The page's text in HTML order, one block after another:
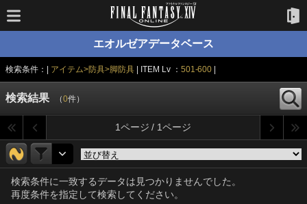
エオルゼアデータベース
検索条件：| アイテム>防具>脚防具 | ITEM Lv ： 501-600
検索結果 （0件）
1ページ / 1ページ
検索条件に一致するデータは見つかりませんでした。
再度条件を指定して検索してください。